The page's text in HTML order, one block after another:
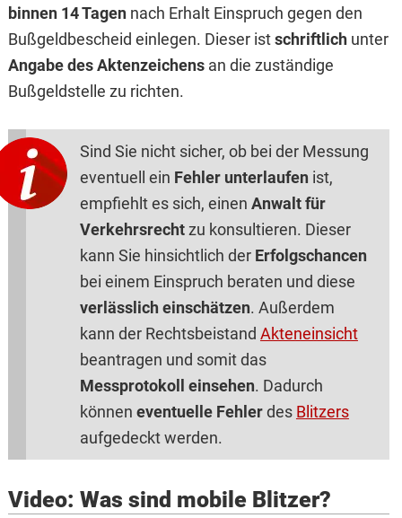
binnen 14 Tagennach Erhalt Einspruch gegen den
Bußgeldbescheid einlegen. Dieser istschriftlichunter
Angabe des Aktenzeichensan die zuständige
Bußgeldstelle zu richten.
Sind Sie nicht sicher, ob bei der Messung
eventuell ein Fehler unterlaufen ist,
empfiehlt es sich, einen Anwalt für
Verkehrsrechtzu konsultieren. Dieser
kann Sie hinsichtlich der Erfolgschancen
bei einem Einspruch beraten und diese
verlässlich einschätzen. Außerdem
kann der Rechtsbeistand Akteneinsicht
beantragen und somit das
Messprotokoll einsehen. Dadurch
können eventuelle Fehlerdes Blitzers
aufgedeckt werden.
Video: Was sind mobile Blitzer?